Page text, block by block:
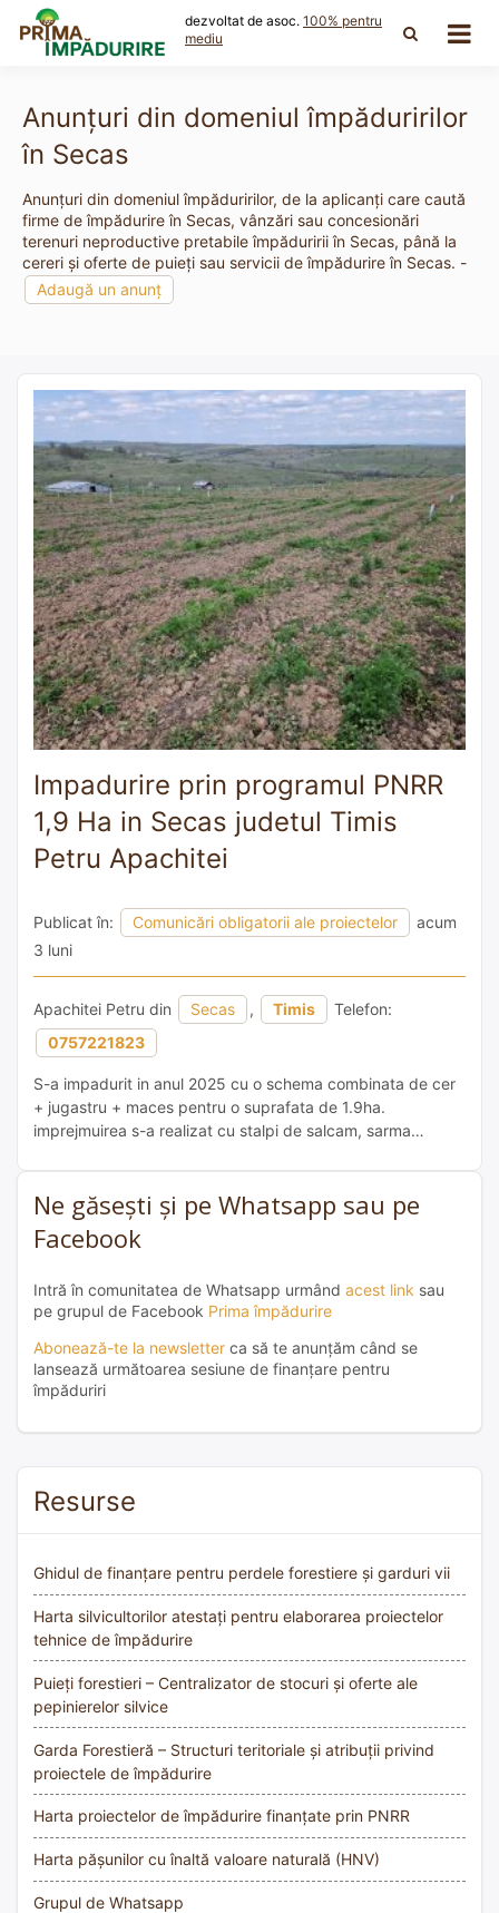
content
dezvoltat de asoc. 100% pentru
mediu
Anunțuri din domeniul împăduririlor
în Secas
Anunțuri din domeniul împăduririlor, de la aplicanți care caută
firme de împădurire în Secas, vânzări sau concesionări
terenuri neproductive pretabile împăduririi în Secas, până la
cereri și oferte de puieți sau servicii de împădurire în Secas. -
Adaugă un anunț
Impadurire prin programul PNRR
1,9 Ha in Secas judetul Timis
Petru Apachitei
Publicat în: Comunicări obligatorii ale proiectelor
acum
3 luni
Apachitei Petru din Secas , Timis
Telefon:
0757221823
S-a impadurit in anul 2025 cu o schema combinata de cer
+ jugastru + maces pentru o suprafata de 1.9ha.
imprejmuirea s-a realizat cu stalpi de salcam, sarma
Ne găsești și pe Whatsapp sau pe
Facebook
Intră în comunitatea de Whatsapp urmând acest link sau
pe grupul de Facebook Prima împădurire
Abonează-te la newsletter ca să te anunțăm când se
lansează următoarea sesiune de finanțare pentru
împăduriri
Resurse
Ghidul de finanțare pentru perdele forestiere și garduri vii
Harta silvicultorilor atestați pentru elaborarea proiectelor
tehnice de împădurire
Puieți forestieri – Centralizator de stocuri și oferte ale
pepinierelor silvice
Garda Forestieră – Structuri teritoriale și atribuții privind
proiectele de împădurire
Harta proiectelor de împădurire finanțate prin PNRR
Harta pășunilor cu înaltă valoare naturală (HNV)
Grupul de Whatsapp